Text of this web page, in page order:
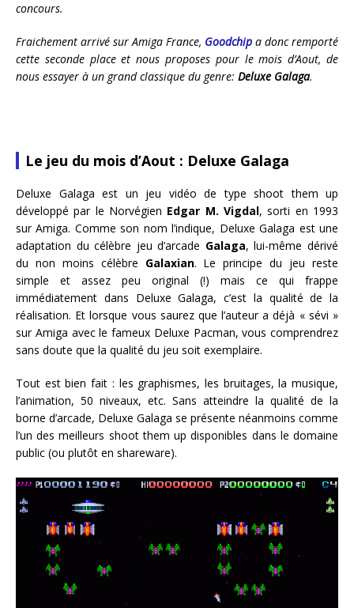
concours.
Fraichement arrivé sur Amiga France, Goodchip a donc remporté
cette seconde place et nous proposes pour le mois d’Aout, de
nous essayer à un grand classique du genre: Deluxe Galaga.
Le jeu du mois d’Aout : Deluxe Galaga
Deluxe Galaga est un jeu vidéo de type shoot them up
développé par le Norvégien Edgar M. Vigdal, sorti en 1993
sur Amiga. Comme son nom l’indique, Deluxe Galaga est une
adaptation du célèbre jeu d’arcade Galaga, lui-même dérivé
du non moins célèbre Galaxian. Le principe du jeu reste
simple et assez peu original (!) mais ce qui frappe
immédiatement dans Deluxe Galaga, c’est la qualité de la
réalisation. Et lorsque vous saurez que l’auteur a déjà « sévi »
sur Amiga avec le fameux Deluxe Pacman, vous comprendrez
sans doute que la qualité du jeu soit exemplaire.
Tout est bien fait : les graphismes, les bruitages, la musique,
l’animation, 50 niveaux, etc. Sans atteindre la qualité de la
borne d’arcade, Deluxe Galaga se présente néanmoins comme
l’un des meilleurs shoot them up disponibles dans le domaine
public (ou plutôt en shareware).